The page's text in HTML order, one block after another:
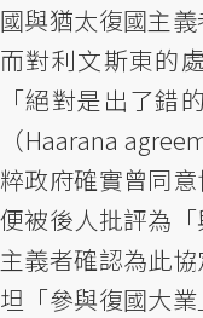
國與猶太復國主
而對利文斯東的
「絕對是出了錯
（Haarana
粹政府確實曾同
便被後人批評為
主義者確認為此
坦「參與復國大